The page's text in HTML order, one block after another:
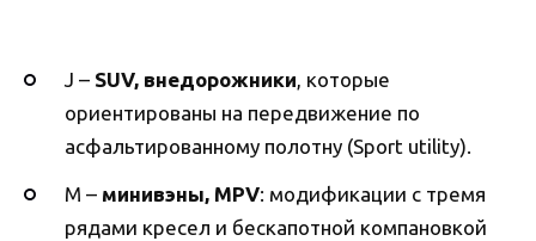
J – SUV, внедорожники, которые
ориентированы на передвижение по
асфальтированному полотну (Sport utility).
M – минивэны, MPV: модификации с тремя
рядами кресел и бескапотной компановкой